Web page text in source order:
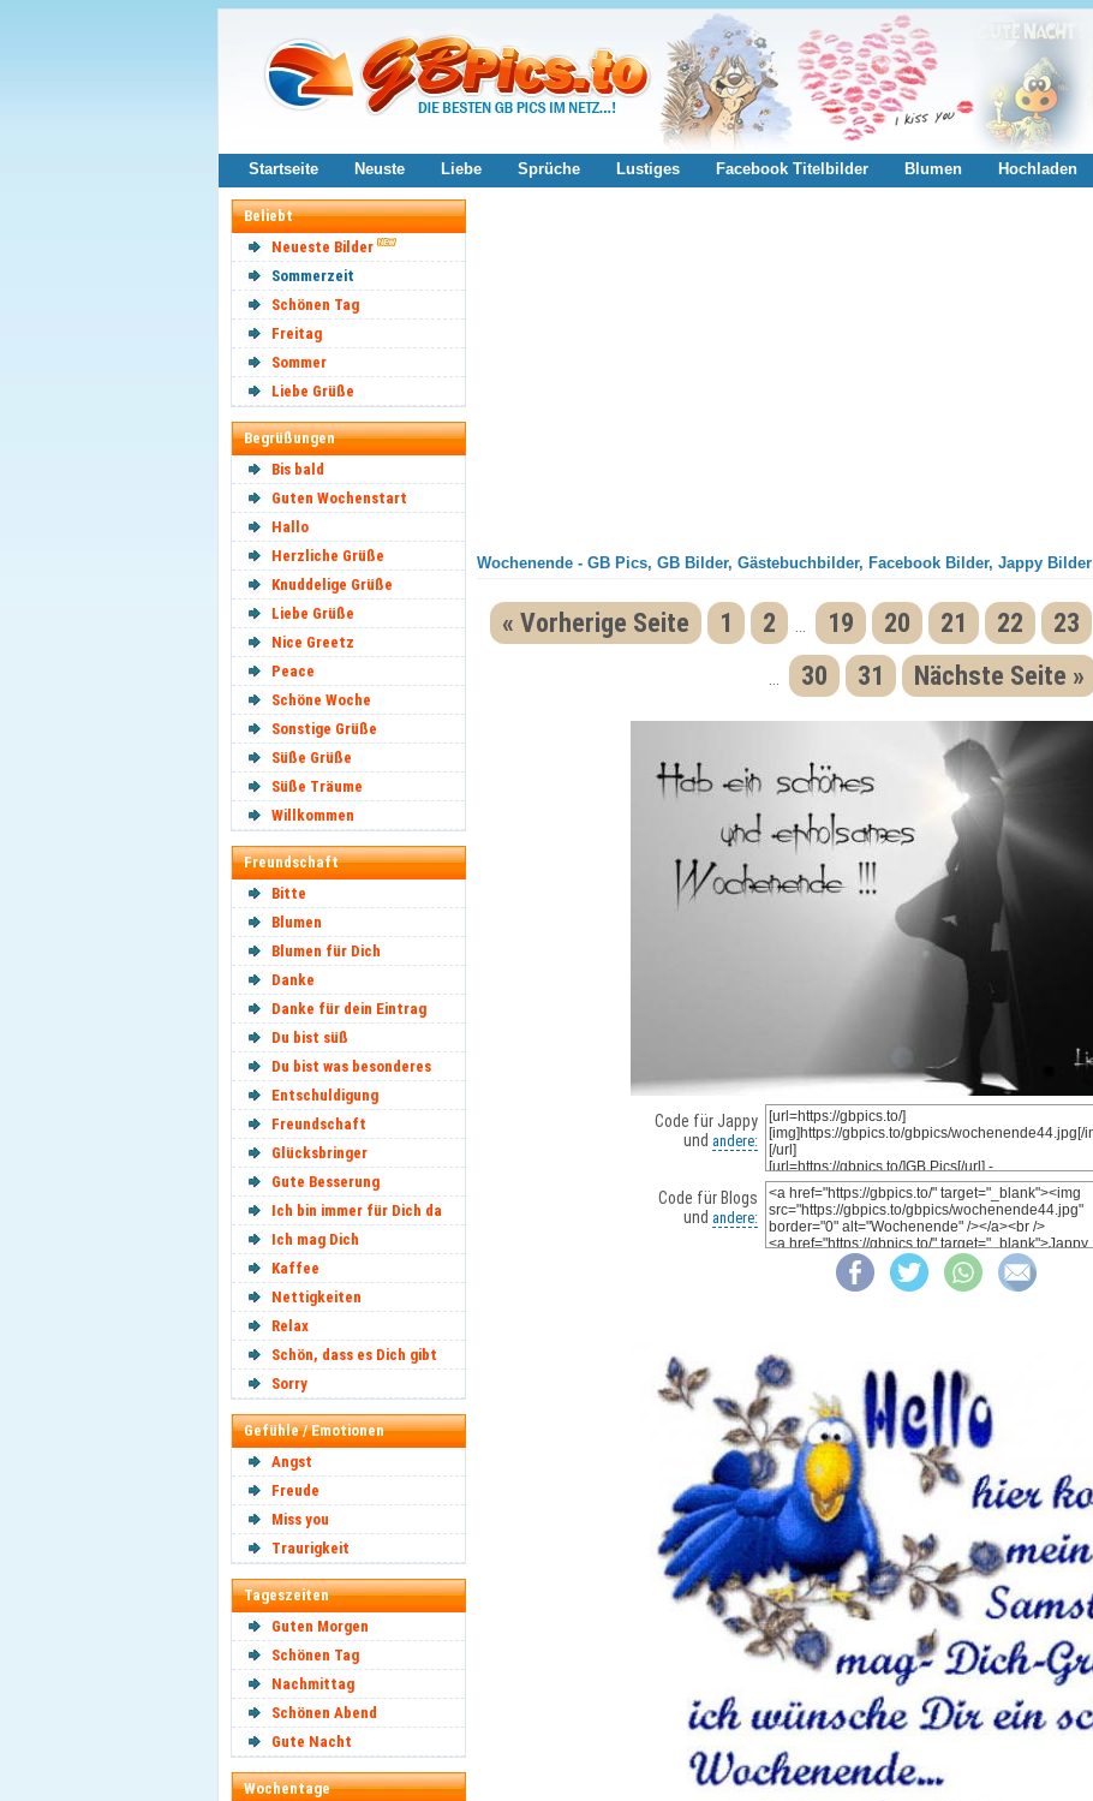
Startseite Neuste Liebe Sprüche Lustiges Facebook Titelbilder Blumen Hochladen
Beliebt
Neueste Bilder
Sommerzeit
Schönen Tag
Freitag
Sommer
Liebe Grüße
Begrüßungen
Bis bald
Guten Wochenstart
Hallo
Herzliche Grüße
Knuddelige Grüße
Liebe Grüße
Nice Greetz
Peace
Schöne Woche
Sonstige Grüße
Süße Grüße
Süße Träume
Willkommen
Freundschaft
Bitte
Blumen
Blumen für Dich
Danke
Danke für dein Eintrag
Du bist süß
Du bist was besonderes
Entschuldigung
Freundschaft
Glücksbringer
Gute Besserung
Ich bin immer für Dich da
Ich mag Dich
Kaffee
Nettigkeiten
Relax
Schön, dass es Dich gibt
Sorry
Gefühle / Emotionen
Angst
Freude
Miss you
Traurigkeit
Tageszeiten
Guten Morgen
Schönen Tag
Nachmittag
Schönen Abend
Gute Nacht
Wochentage
Wochenende - GB Pics, GB Bilder, Gästebuchbilder, Facebook Bilder, Jappy Bilder
« Vorherige Seite 1 2 19 20 21 22 23
30 31 Nächste Seite »
Code für Jappy
und andere:
Code für Blogs
und andere: